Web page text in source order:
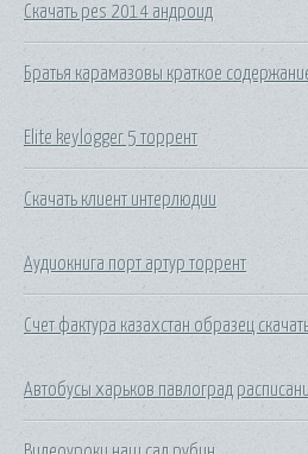
Скачать pes 2014 андроид
Братья карамазовы краткое
Elite keylogger 5 торрент
Скачать клиент интерлюдии
Аудиокнига порт артур торрент
Счет фактура казахстан образец
Автобусы харьков павлоград